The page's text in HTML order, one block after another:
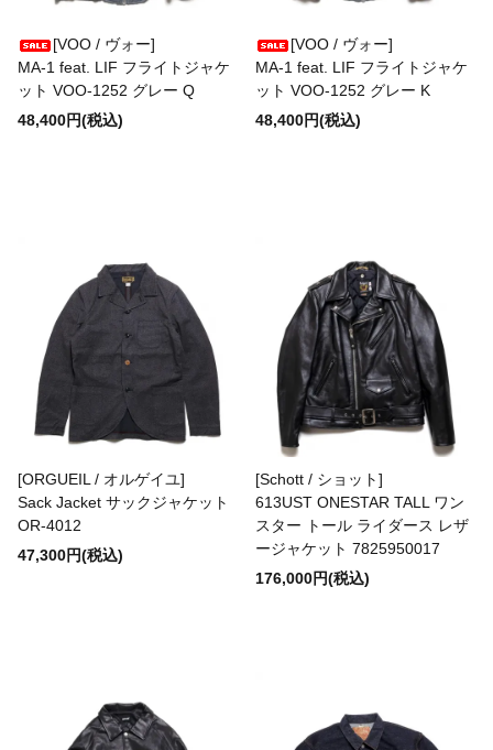
[VOO / ヴォー]
MA-1 feat. LIF フライトジャケ
ット VOO-1252 グレー Q
48,400円(税込)
[VOO / ヴォー]
MA-1 feat. LIF フライトジャケ
ット VOO-1252 グレー K
48,400円(税込)
[ORGUEIL / オルゲイユ]
Sack Jacket サックジャケット
OR-4012
47,300円(税込)
[Schott / ショット]
613UST ONESTAR TALL ワン
スター トール ライダース レザ
ージャケット 7825950017
176,000円(税込)
JABEZ CLIFF
JAMES GROSE
JUTTA NEUMANN
KANELL
KING ROPES
九九谷